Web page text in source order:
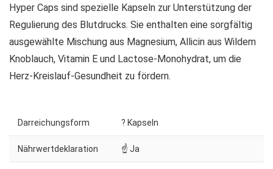
Hyper Caps sind spezielle Kapseln zur Unterstützung der
Regulierung des Blutdrucks. Sie enthalten eine sorgfältig
ausgewählte Mischung aus Magnesium, Allicin aus Wildem
Knoblauch, Vitamin E und Lactose-Monohydrat, um die
Herz-Kreislauf-Gesundheit zu fördern.
Darreichungsform ? Kapseln
Nährwertdeklaration ☝ Ja